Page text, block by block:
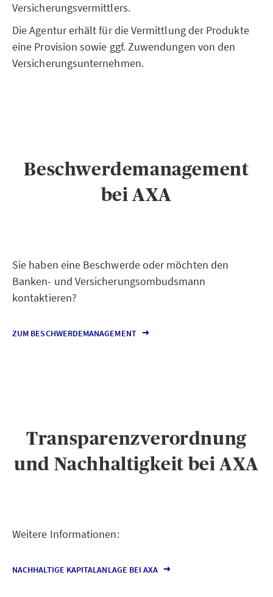
Versicherungsvermittlers.
Die Agentur erhält für die Vermittlung der Produkte
eine Provision sowie ggf. Zuwendungen von den
Versicherungsunternehmen.
Beschwerdemanagement
bei AXA
Sie haben eine Beschwerde oder möchten den
Banken- und Versicherungsombudsmann
kontaktieren?
ZUM BESCHWERDEMANAGEMENT
Transparenzverordnung
und Nachhaltigkeit bei AXA
Weitere Informationen:
NACHHALTIGE KAPITALANLAGE BEI AXA